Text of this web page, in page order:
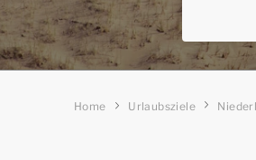
Home Urlaubsziele